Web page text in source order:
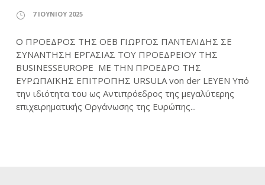
7 ΙΟΥΝΊΟΥ 2025
Ο ΠΡΟΕΔΡΟΣ ΤΗΣ ΟΕΒ ΓΙΩΡΓΟΣ ΠΑΝΤΕΛΙΔΗΣ ΣΕ
ΣΥΝΑΝΤΗΣΗ ΕΡΓΑΣΙΑΣ ΤΟΥ ΠΡΟΕΔΡΕΙΟΥ ΤΗΣ
BUSINESSEUROPE ΜΕ ΤΗΝ ΠΡΟΕΔΡΟ ΤΗΣ
ΕΥΡΩΠΑΪΚΗΣ ΕΠΙΤΡΟΠΗΣ URSULA von der LEYEN Υπό
την ιδιότητα του ως Αντιπρόεδρος της μεγαλύτερης
επιχειρηματικής Οργάνωσης της Ευρώπης...